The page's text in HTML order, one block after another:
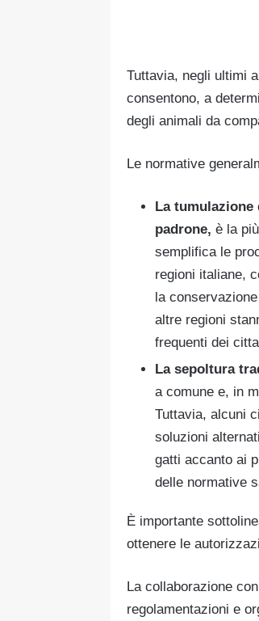
Tuttavia, negli ultimi
consentono, a
degli animali da
Le normative
La tumulazione
padrone, è la
semplifica le
regioni italiane,
la
altre regioni
frequenti dei
La sepoltura
a comune e, in
Tuttavia, alcuni
soluzioni
gatti accanto ai
delle normative
È importante
ottenere le
La collaborazione
regolamentazioni e